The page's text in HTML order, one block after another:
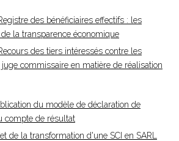
des bénéficiaires effectifs : les
la transparence économique
des tiers intéressés contre les
commissaire en matière de réalisation
du modèle de déclaration de
compte de résultat
de la transformation d'une SCI en SARL